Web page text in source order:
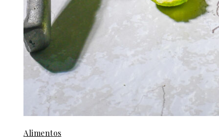
Alimentos